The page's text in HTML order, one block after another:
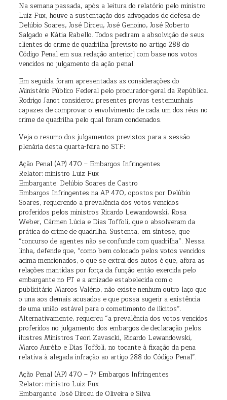
Na semana passada, após a leitura do relatório pelo ministro
Luiz Fux, houve a sustentação dos advogados de defesa de
Delúbio Soares, José Dirceu, José Genoino, José Roberto
Salgado e Kátia Rabello. Todos pediram a absolvição de seus
clientes do crime de quadrilha [previsto no artigo 288 do
Código Penal em sua redação anterior] com base nos votos
vencidos no julgamento da ação penal.
Em seguida foram apresentadas as considerações do
Ministério Público Federal pelo procurador-geral da República.
Rodrigo Janot considerou presentes provas testemunhais
capazes de comprovar o envolvimento de cada um dos réus no
crime de quadrilha pelo qual foram condenados.
Veja o resumo dos julgamentos previstos para a sessão
plenária desta quarta-feira no STF:
Ação Penal (AP) 470 – Embargos Infringentes
Relator: ministro Luiz Fux
Embargante: Delúbio Soares de Castro
Embargos Infringentes na AP 470, opostos por Delúbio
Soares, requerendo a prevalência dos votos vencidos
proferidos pelos ministros Ricardo Lewandowski, Rosa
Weber, Cármen Lúcia e Dias Toffoli, que o absolveram da
prática do crime de quadrilha. Sustenta, em síntese, que
“concurso de agentes não se confunde com quadrilha”. Nessa
linha, defende que, “como bem colocado pelos votos vencidos
acima mencionados, o que se extrai dos autos é que, afora as
relações mantidas por força da função então exercida pelo
embargante no PT e a amizade estabelecida com o
publicitário Marcos Valério, não existe nenhum outro laço que
o una aos demais acusados e que possa sugerir a existência
de uma união estável para o cometimento de ilícitos”.
Alternativamente, requereu “a prevalência dos votos vencidos
proferidos no julgamento dos embargos de declaração pelos
ilustres Ministros Teori Zavascki, Ricardo Lewandowski,
Marco Aurélio e Dias Toffoli, no tocante à fixação da pena
relativa à alegada infração ao artigo 288 do Código Penal”.
Ação Penal (AP) 470 – 7º Embargos Infringentes
Relator: ministro Luiz Fux
Embargante: José Dirceu de Oliveira e Silva